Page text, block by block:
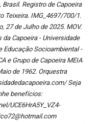
Registro de Capoeira
Teixeira. IMG_4697/700/1.
27 de Julho de 2025. MOV.
Capoeira - Universidade
Educação Socioambiental -
e Grupo de Capoeira MEIA
de 1962. Orquestra
Seja
benefícios:
UCE6HrA5Y_VZ4-